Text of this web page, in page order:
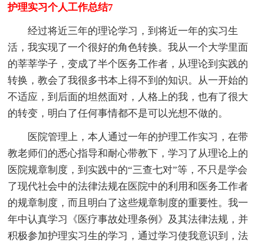
护理实习个人工作总结7
经过将近三年的理论学习，到将近一年的实习生
活，我实现了一个很好的角色转换。我从一个大学里面
的莘莘学子，变成了半个医务工作者，从理论到实践的
转换，教会了我很多书本上得不到的知识。从一开始的
不适应，到后面的坦然面对，人格上的我，也有了很大
的转变，明白了任何事情都不是可以光想不做的。
医院管理上，本人通过一年的护理工作实习，在带
教老师们的悉心指导和耐心带教下，学习了从理论上的
医院规章制度，到实践中的“三查七对”等，不只是学会
了现代社会中的法律法规在医院中的利用和医务工作者
的规章制度，而且明白了这些规章制度的重要性。我一
年中认真学习《医疗事故处理条例》及其法律法规，并
积极参加护理实习生的学习，通过学习使我意识到，法